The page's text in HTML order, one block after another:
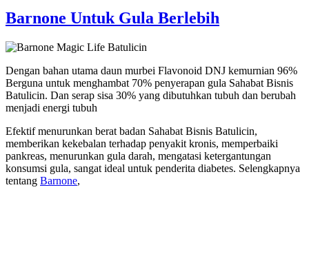
Barnone Untuk Gula Berlebih
Dengan bahan utama daun murbei Flavonoid DNJ kemurnian 96%
Berguna untuk menghambat 70% penyerapan gula Sahabat Bisnis
Batulicin. Dan serap sisa 30% yang dibutuhkan tubuh dan berubah
menjadi energi tubuh
Efektif menurunkan berat badan Sahabat Bisnis Batulicin,
memberikan kekebalan terhadap penyakit kronis, memperbaiki
pankreas, menurunkan gula darah, mengatasi ketergantungan
konsumsi gula, sangat ideal untuk penderita diabetes. Selengkapnya
tentang Barnone,